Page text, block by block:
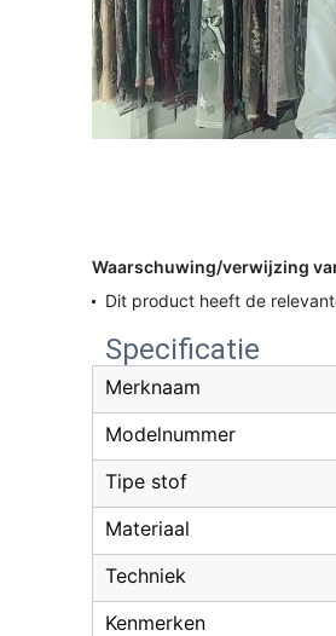
Waarschuwing/verwijzing
Dit product heeft de
Specificatie
Merknaam
Modelnummer
Tipe stof
Materiaal
Techniek
Kenmerken